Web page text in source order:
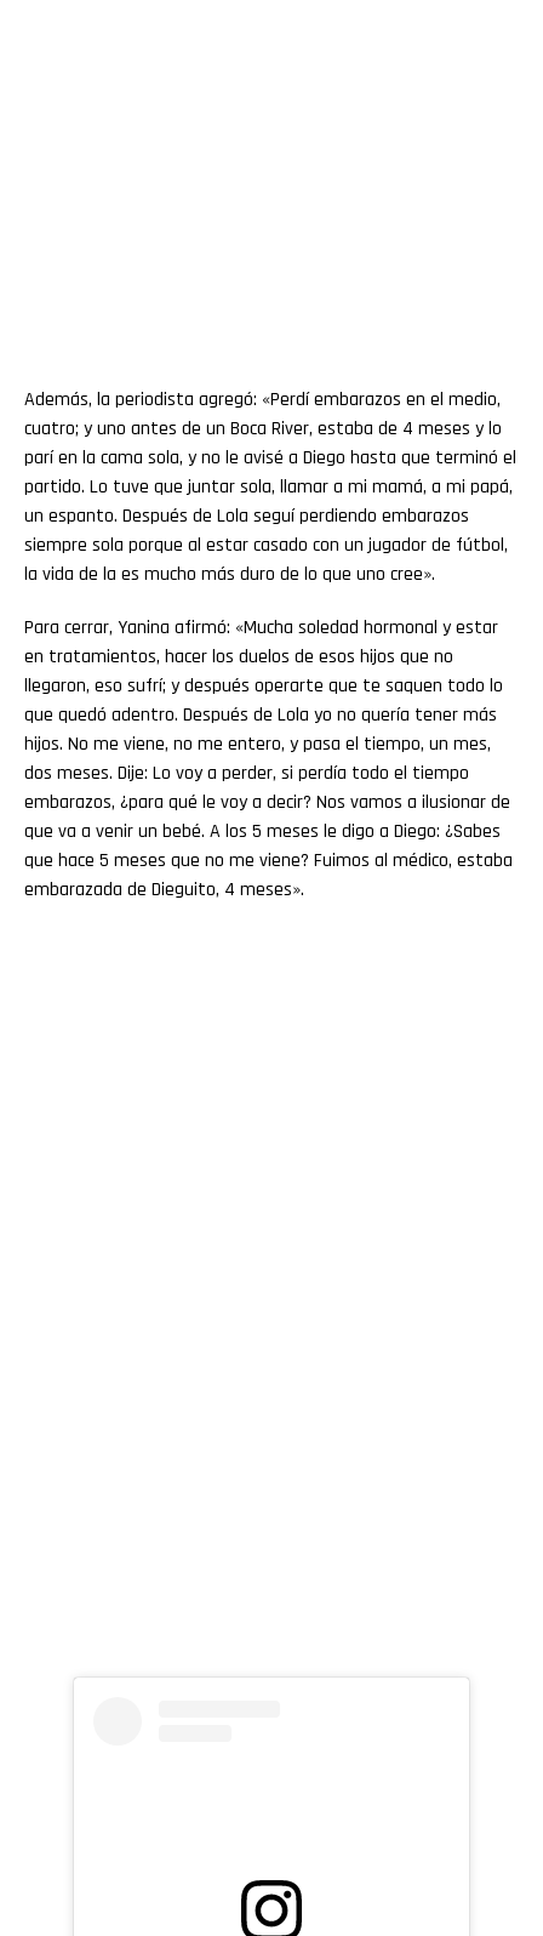
Además, la periodista agregó: «Perdí embarazos en el medio,
cuatro; y uno antes de un Boca River, estaba de 4 meses y lo
parí en la cama sola, y no le avisé a Diego hasta que terminó el
partido. Lo tuve que juntar sola, llamar a mi mamá, a mi papá,
un espanto. Después de Lola seguí perdiendo embarazos
siempre sola porque al estar casado con un jugador de fútbol,
la vida de la es mucho más duro de lo que uno cree».
Para cerrar, Yanina afirmó: «Mucha soledad hormonal y estar
en tratamientos, hacer los duelos de esos hijos que no
llegaron, eso sufrí; y después operarte que te saquen todo lo
que quedó adentro. Después de Lola yo no quería tener más
hijos. No me viene, no me entero, y pasa el tiempo, un mes,
dos meses. Dije: Lo voy a perder, si perdía todo el tiempo
embarazos, ¿para qué le voy a decir? Nos vamos a ilusionar de
que va a venir un bebé. A los 5 meses le digo a Diego: ¿Sabes
que hace 5 meses que no me viene? Fuimos al médico, estaba
embarazada de Dieguito, 4 meses».